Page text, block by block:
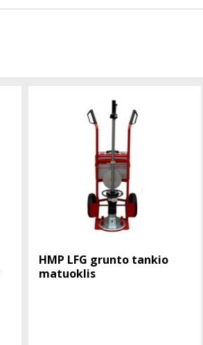
HMP LFG grunto tankio
matuoklis